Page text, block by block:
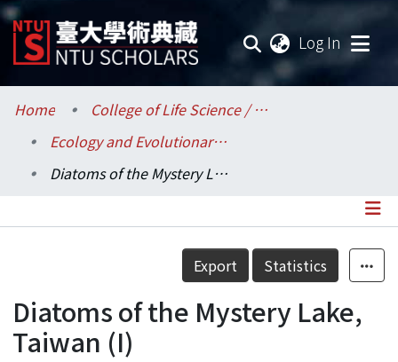
Log In
Communities & Collections
Research Outputs
Statistics
Home
College of Life Science / 生命科學院
Ecology and Evolutionary Biology / 生態學與演化生物學研究所
Diatoms of the Mystery Lake, Taiwan (I)
Details
Export Statistics
Diatoms of the Mystery Lake,
Taiwan (I)